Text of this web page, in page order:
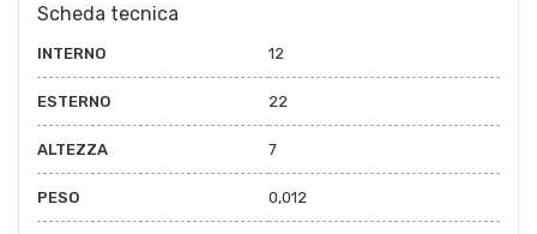
Scheda tecnica
INTERNO 12
ESTERNO 22
ALTEZZA 7
PESO 0,012